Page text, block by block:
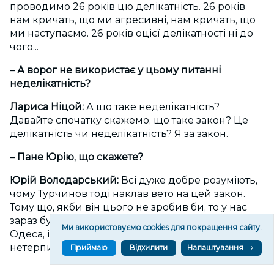
проводимо 26 років цю делікатність. 26 років
нам кричать, що ми агресивні, нам кричать, що
ми наступаємо. 26 років оцієї делікатності ні до
чого...
– А ворог не використає у цьому питанні
неделікатність?
Лариса Ніцой: А що таке неделікатність?
Давайте спочатку скажемо, що таке закон? Це
делікатність чи неделікатність? Я за закон.
– Пане Юрію, що скажете?
Юрій Володарський: Всі дуже добре розуміють,
чому Турчинов тоді наклав вето на цей закон.
Тому що, якби він цього не зробив би, то у нас
зараз був би не тільки Донбас, але й Харків, й
Одеса, і все решта! І от до чого приводить
нетерпимість!
Ми використовуємо cookies для покращення сайту.
Приймаю Відхилити Налаштування